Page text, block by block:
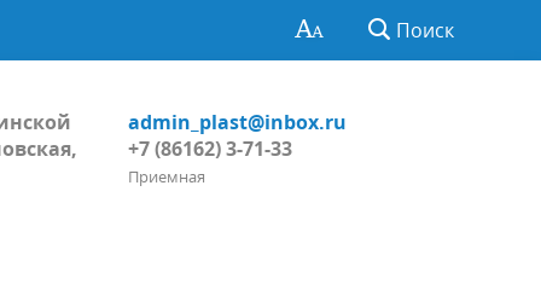
Поиск
admin_plast@inbox.ru
+7 (86162) 3-71-33
Приемная